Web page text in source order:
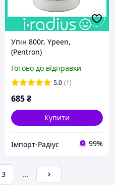
Упін 800г, Ypeen,
(Pentron)
Готово до відправки
5.0 (1)
685₴
Купити
Імпорт-Радіус 99%
3 ...